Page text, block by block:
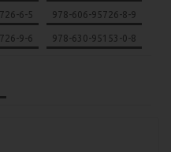
6-5 978-606-95726-8-9
9-6 978-630-95153-0-8